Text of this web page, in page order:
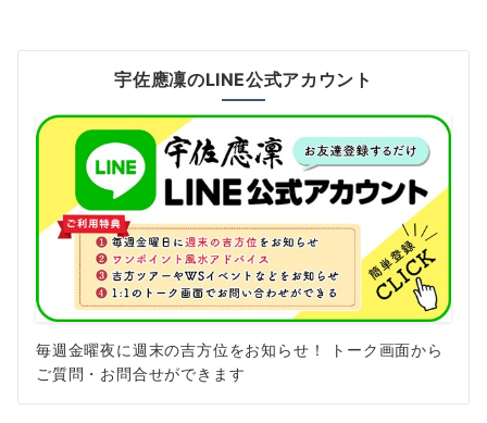
宇佐應凜のLINE公式アカウント
毎週金曜夜に週末の吉方位をお知らせ！ トーク画面から
ご質問・お問合せができます